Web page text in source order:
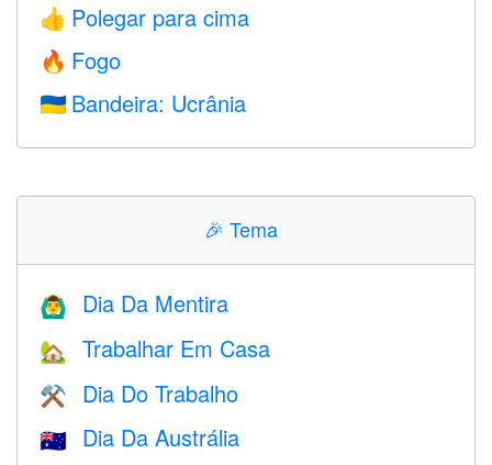
👍 Polegar para cima
🔥 Fogo
🇺🇦 Bandeira: Ucrânia
🎉 Tema
🙆‍♂️ Dia Da Mentira
🏡 Trabalhar Em Casa
⚒️ Dia Do Trabalho
🇦🇺 Dia Da Austrália